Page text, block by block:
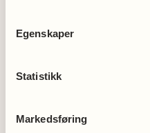
Egenskaper
Statistikk
Markedsføring
Bli frivillig